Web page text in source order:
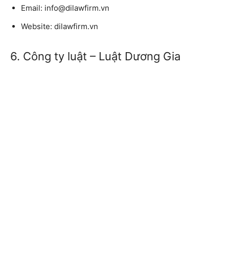
Email: info@dilawfirm.vn
Website: dilawfirm.vn
6. Công ty luật – Luật Dương Gia